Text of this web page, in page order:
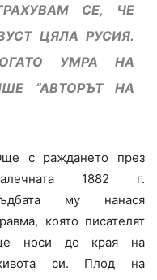
СЕ, ЧЕ
ЦЯЛА РУСИЯ.
УМРА НА
“АВТОРЪТ НА
с раждането през
1882 г.
му нанася
която писателят
носи до края на
си. Плод на